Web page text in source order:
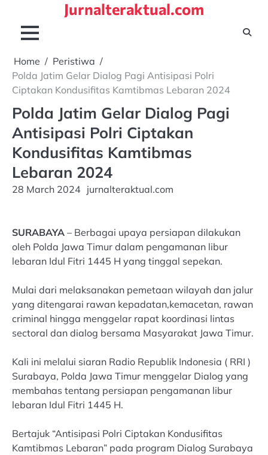
content
Jurnalteraktual.com
Home
Peristiwa
Polda Jatim Gelar Dialog Pagi Antisipasi Polri
Ciptakan Kondusifitas Kamtibmas Lebaran 2024
Polda Jatim Gelar Dialog Pagi
Antisipasi Polri Ciptakan
Kondusifitas Kamtibmas
Lebaran 2024
28 March 2024 jurnalteraktual.com
SURABAYA – Berbagai upaya persiapan dilakukan
oleh Polda Jawa Timur dalam pengamanan libur
lebaran Idul Fitri 1445 H yang tinggal sepekan.
Mulai dari melaksanakan pemetaan wilayah dan jalur
yang ditengarai rawan kepadatan,kemacetan, rawan
criminal hingga menggelar rapat koordinasi lintas
sectoral dan dialog bersama Masyarakat Jawa Timur.
Kali ini melalui siaran Radio Republik Indonesia ( RRI )
Surabaya, Polda Jawa Timur menggelar Dialog yang
membahas tentang persiapan pengamanan libur
lebaran Idul Fitri 1445 H.
Bertajuk “Antisipasi Polri Ciptakan Kondusifitas
Kamtibmas Lebaran” pada program Dialog Surabaya